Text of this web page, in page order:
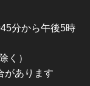
分から午後5時
く）
があります